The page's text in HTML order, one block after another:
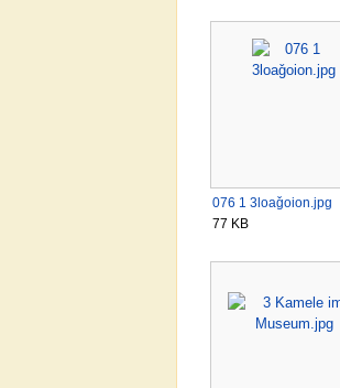
076 1 3loaǧoion.jpg
77 KB